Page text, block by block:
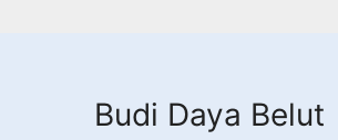
Budi Daya Belut